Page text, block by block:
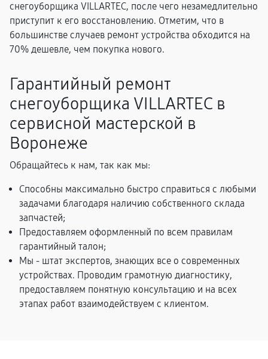
снегоуборщика VILLARTEC, после чего незамедлительно
приступит к его восстановлению. Отметим, что в
большинстве случаев ремонт устройства обходится на
70% дешевле, чем покупка нового.
Гарантийный ремонт
снегоуборщика VILLARTEC в
сервисной мастерской в
Воронеже
Обращайтесь к нам, так как мы:
Способны максимально быстро справиться с любыми
задачами благодаря наличию собственного склада
запчастей;
Предоставляем оформленный по всем правилам
гарантийный талон;
Мы - штат экспертов, знающих все о современных
устройствах. Проводим грамотную диагностику,
предоставляем понятную консультацию и на всех
этапах работ взаимодействуем с клиентом.